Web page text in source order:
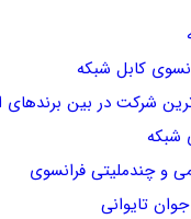
کابل شبکه
شرکت در بین برندهای
شبکه
و چندملیتی فرانسوی
تایوانی